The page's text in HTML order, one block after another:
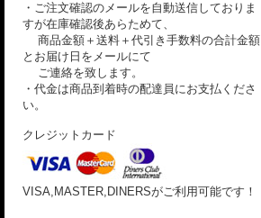
・ご注文確認のメールを自動送信しておりま
すが在庫確認後あらためて、
商品金額＋送料＋代引き手数料の合計金額
とお届け日をメールにて
ご連絡を致します。
・代金は商品到着時の配達員にお支払くださ
い。
クレジットカード
VISA,MASTER,DINERSがご利用可能です！